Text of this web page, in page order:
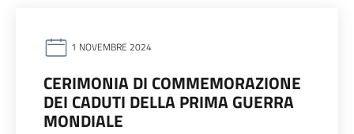
1 NOVEMBRE 2024
CERIMONIA DI COMMEMORAZIONE
DEI CADUTI DELLA PRIMA GUERRA
MONDIALE